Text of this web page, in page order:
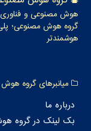
هوش مصنوعی و فناوری
گروه هوش مصنوعی؛ پلی
هوشمندتر
میانبرهای گروه
درباره ما
بک لینک در گروه